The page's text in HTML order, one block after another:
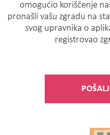
omogućio koriščenje
pronašli vašu zgradu na
svog upravnika o
registrovao